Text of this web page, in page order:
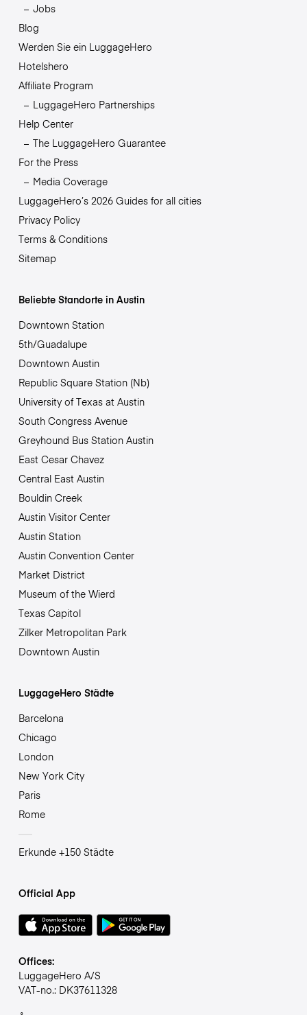
Jobs
Blog
Werden Sie ein LuggageHero
Hotelshero
Affiliate Program
LuggageHero Partnerships
Help Center
The LuggageHero Guarantee
For the Press
Media Coverage
LuggageHero’s 2026 Guides for all cities
Privacy Policy
Terms & Conditions
Sitemap
Beliebte Standorte in Austin
Downtown Station
5th/Guadalupe
Downtown Austin
Republic Square Station (Nb)
University of Texas at Austin
South Congress Avenue
Greyhound Bus Station Austin
East Cesar Chavez
Central East Austin
Bouldin Creek
Austin Visitor Center
Austin Station
Austin Convention Center
Market District
Museum of the Wierd
Texas Capitol
Zilker Metropolitan Park
Downtown Austin
LuggageHero Städte
Barcelona
Chicago
London
New York City
Paris
Rome
Erkunde +150 Städte
Official App
Offices:
LuggageHero A/S
VAT-no.: DK37611328